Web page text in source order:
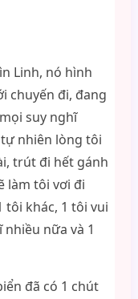
Linh, nó hình
chuyến đi, đang
suy nghĩ
nhiên lòng tôi
trút đi hết gánh
làm tôi vơi đi
tôi khác, 1 tôi vui
nữa và 1
đã có 1 chút